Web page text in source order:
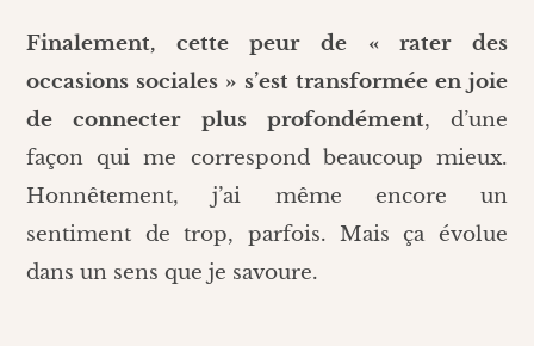
Finalement, cette peur de « rater des
occasions sociales » s’est transformée en joie
de connecter plus profondément, d’une
façon qui me correspond beaucoup mieux.
Honnêtement, j’ai même encore un
sentiment de trop, parfois. Mais ça évolue
dans un sens que je savoure.